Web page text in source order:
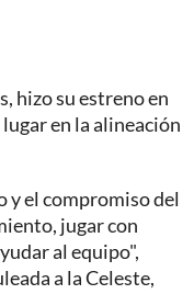
hizo su estreno en
en la alineación
y el compromiso del
jugar con
al equipo",
a la Celeste,